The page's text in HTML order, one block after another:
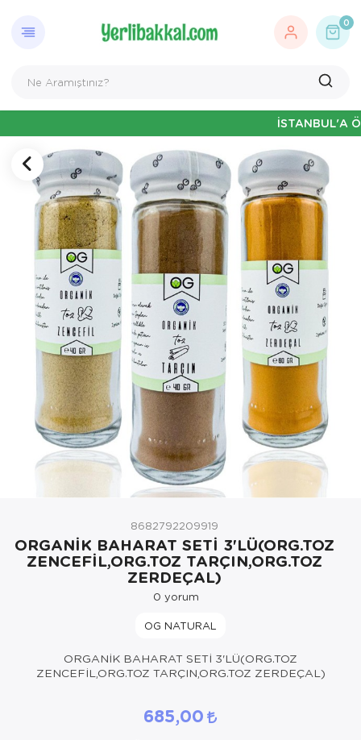
0
İSTANBUL'A ÖZEL
8682792209919
ORGANİK BAHARAT SETİ 3'LÜ(ORG.TOZ
ZENCEFİL,ORG.TOZ TARÇIN,ORG.TOZ
ZERDEÇAL)
0 yorum
OG NATURAL
ORGANİK BAHARAT SETİ 3'LÜ(ORG.TOZ
ZENCEFİL,ORG.TOZ TARÇIN,ORG.TOZ ZERDEÇAL)
685,00